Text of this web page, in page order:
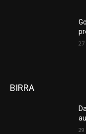
BIRRA